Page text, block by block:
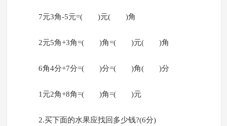
7元3角-5元=( )元( )角
2元5角+3角=( )角=( )元( )角
6角4分+7分=( )分=( )角( )分
1元2角+8角=( )角=( )元
2.买下面的水果应找回多少钱?(6分)